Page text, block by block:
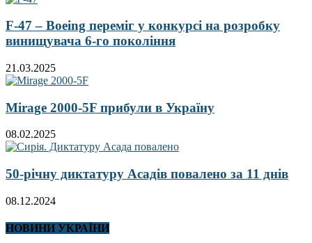
F-47 – Boeing переміг у конкурсі на розробку
винищувача 6-го покоління
21.03.2025
Mirage 2000-5F прибули в Україну
08.02.2025
50-річну диктатуру Асадів повалено за 11 днів
08.12.2024
НОВИНИ УКРАЇНИ